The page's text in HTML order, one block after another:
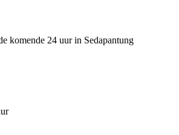
komende 24 uur in Sedapantung